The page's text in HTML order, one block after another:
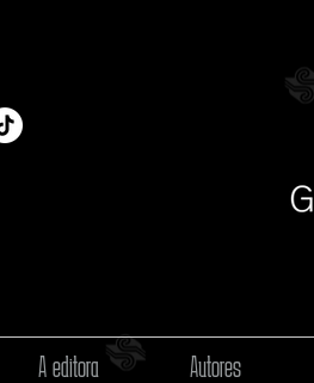
A editora Autores